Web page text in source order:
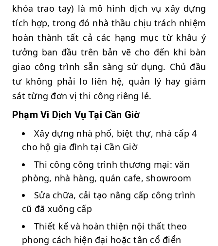
khóa trao tay) là mô hình dịch vụ xây dựng
tích hợp, trong đó nhà thầu chịu trách nhiệm
hoàn thành tất cả các hạng mục từ khâu ý
tưởng ban đầu trên bản vẽ cho đến khi bàn
giao công trình sẵn sàng sử dụng. Chủ đầu
tư không phải lo liên hệ, quản lý hay giám
sát từng đơn vị thi công riêng lẻ.
Phạm Vi Dịch Vụ Tại Cần Giờ
Xây dựng nhà phố, biệt thự, nhà cấp 4
cho hộ gia đình tại Cần Giờ
Thi công công trình thương mại: văn
phòng, nhà hàng, quán cafe, showroom
Sửa chữa, cải tạo nâng cấp công trình
cũ đã xuống cấp
Thiết kế và hoàn thiện nội thất theo
phong cách hiện đại hoặc tân cổ điển